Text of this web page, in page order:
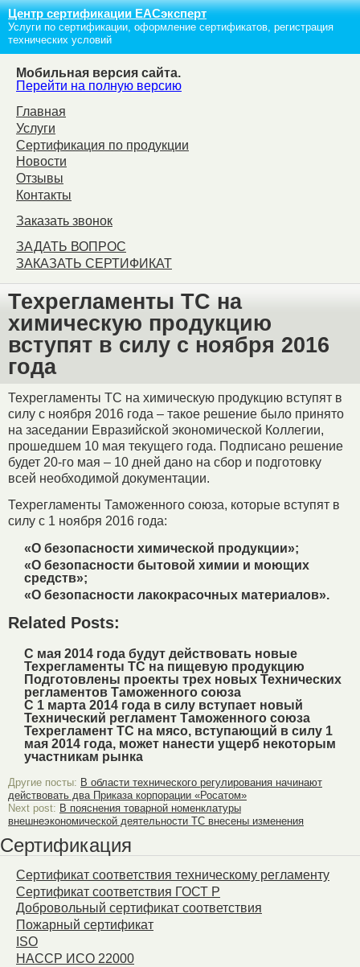
Центр сертификации ЕАСэксперт
Услуги по сертификации, оформление сертификатов, регистрация
технических условий
Мобильная версия сайта.
Перейти на полную версию
Главная
Услуги
Сертификация по продукции
Новости
Отзывы
Контакты
Заказать звонок
ЗАДАТЬ ВОПРОС
ЗАКАЗАТЬ СЕРТИФИКАТ
Техрегламенты ТС на
химическую продукцию
вступят в силу с ноября 2016
года
Техрегламенты ТС на химическую продукцию вступят в
силу с ноября 2016 года – такое решение было принято
на заседании Евразийской экономической Коллегии,
прошедшем 10 мая текущего года. Подписано решение
будет 20-го мая – 10 дней дано на сбор и подготовку
всей необходимой документации.
Техрегламенты Таможенного союза, которые вступят в
силу с 1 ноября 2016 года:
«О безопасности химической продукции»;
«О безопасности бытовой химии и моющих
средств»;
«О безопасности лакокрасочных материалов».
Related Posts:
С мая 2014 года будут действовать новые
Техрегламенты ТС на пищевую продукцию
Подготовлены проекты трех новых Технических
регламентов Таможенного союза
С 1 марта 2014 года в силу вступает новый
Технический регламент Таможенного союза
Техрегламент ТС на мясо, вступающий в силу 1
мая 2014 года, может нанести ущерб некоторым
участникам рынка
Другие посты: В области технического регулирования начинают
действовать два Приказа корпорации «Росатом»
Next post: В пояснения товарной номенклатуры
внешнеэкономической деятельности ТС внесены изменения
Сертификация
Сертификат соответствия техническому регламенту
Сертификат соответствия ГОСТ Р
Добровольный сертификат соответствия
Пожарный сертификат
ISO
HACCP ИСО 22000